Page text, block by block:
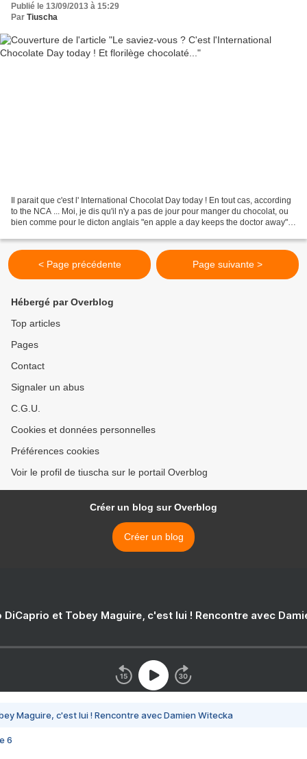
Publié le 13/09/2013 à 15:29
Par Tiuscha
Il parait que c'est l' International Chocolat Day today ! En tout cas, according
to the NCA ... Moi, je dis qu'il n'y a pas de jour pour manger du chocolat, ou
bien comme pour le dicton anglais "en apple a day keeps the doctor away",
< Page précédente Page suivante >
Hébergé par Overblog
Top articles
Pages
Contact
Signaler un abus
C.G.U.
Cookies et données personnelles
Préférences cookies
Voir le profil de tiuscha sur le portail Overblog
Créer un blog sur Overblog
Créer un blog
DiCaprio et Tobey Maguire, c'est lui ! Rencontre avec
Maguire, c'est lui ! Rencontre avec Damien Witecka
6